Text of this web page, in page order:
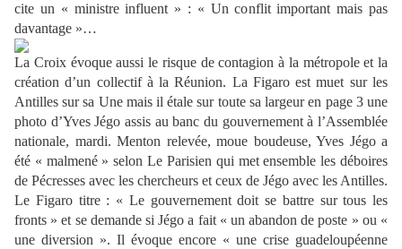
cite un « ministre influent » : « Un conflit important mais pas
davantage »…
La Croix évoque aussi le risque de contagion à la métropole et la
création d’un collectif à la Réunion. La Figaro est muet sur les
Antilles sur sa Une mais il étale sur toute sa largeur en page 3 une
photo d’Yves Jégo assis au banc du gouvernement à l’Assemblée
nationale, mardi. Menton relevée, moue boudeuse, Yves Jégo a
été « malmené » selon Le Parisien qui met ensemble les déboires
de Pécresses avec les chercheurs et ceux de Jégo avec les Antilles.
Le Figaro titre : « Le gouvernement doit se battre sur tous les
fronts » et se demande si Jégo a fait « un abandon de poste » ou «
une diversion ». Il évoque encore « une crise guadeloupéenne